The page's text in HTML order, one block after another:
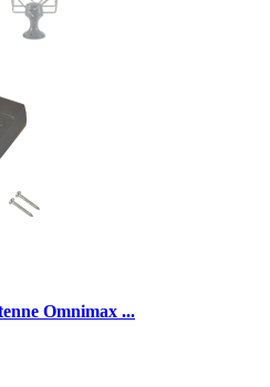
Omnimax ...